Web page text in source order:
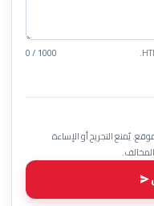
0 / 1000
يُمنع التجريح أو الإساءة